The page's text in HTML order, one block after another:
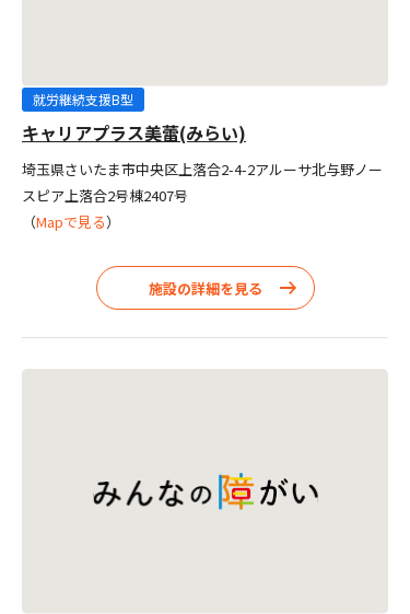
就労継続支援B型
キャリアプラス美蕾(みらい)
埼玉県さいたま市中央区上落合2-4-2アルーサ北与野ノー
スピア上落合2号棟2407号
（Mapで見る）
施設の詳細を見る